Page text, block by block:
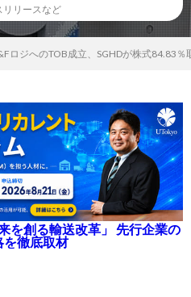
リリースなど
ロジへのTOB成立、SGHDが株式84.83
を創る輸送改革」 先行企業の
を徹底取材